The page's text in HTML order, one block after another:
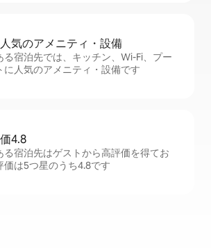
気⁠のア⁠メ⁠ニ⁠テ⁠ィ・設⁠備
る宿泊先では、キッチン、Wi-Fi、プー
に人気のアメニティ・設備です
4.8
る宿泊先はゲストから高評価を得てお
価は5つ星のうち4.8です